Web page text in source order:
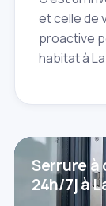
et celle de
proactive
habitat à
Serrure à
24h/7j à